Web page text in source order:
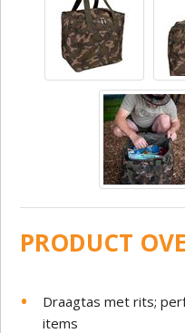
PRODUCT
Draagtas met rits;
items